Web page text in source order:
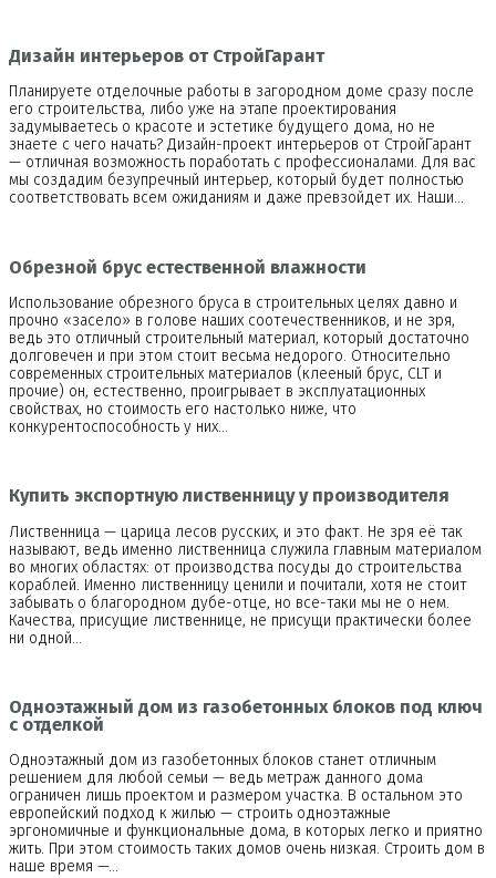
Дизайн интерьеров от СтройГарант
Планируете отделочные работы в загородном доме сразу после
его строительства, либо уже на этапе проектирования
задумываетесь о красоте и эстетике будущего дома, но не
знаете с чего начать? Дизайн-проект интерьеров от СтройГарант
— отличная возможность поработать с профессионалами. Для вас
мы создадим безупречный интерьер, который будет полностью
соответствовать всем ожиданиям и даже превзойдет их. Наши…
Обрезной брус естественной влажности
Использование обрезного бруса в строительных целях давно и
прочно «засело» в голове наших соотечественников, и не зря,
ведь это отличный строительный материал, который достаточно
долговечен и при этом стоит весьма недорого. Относительно
современных строительных материалов (клееный брус, CLT и
прочие) он, естественно, проигрывает в эксплуатационных
свойствах, но стоимость его настолько ниже, что
конкурентоспособность у них…
Купить экспортную лиственницу у производителя
Лиственница — царица лесов русских, и это факт. Не зря её так
называют, ведь именно лиственница служила главным материалом
во многих областях: от производства посуды до строительства
кораблей. Именно лиственницу ценили и почитали, хотя не стоит
забывать о благородном дубе-отце, но все-таки мы не о нем.
Качества, присущие лиственнице, не присущи практически более
ни одной…
Одноэтажный дом из газобетонных блоков под ключ
с отделкой
Одноэтажный дом из газобетонных блоков станет отличным
решением для любой семьи — ведь метраж данного дома
ограничен лишь проектом и размером участка. В остальном это
европейский подход к жилью — строить одноэтажные
эргономичные и функциональные дома, в которых легко и приятно
жить. При этом стоимость таких домов очень низкая. Строить дом в
наше время —…